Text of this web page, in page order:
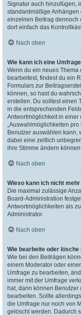
Signatur auch hinzufügen,
standardmäßige
einzelnen Beitrag dennoch
dort einfach das
Nach oben
Wie kann ich eine
Wenn du ein neues Thema
bearbeitest, findest du ein
Formulars zur
können, so hast du
erstellen. Du solltest einen
in die entsprechenden
Antwortmöglichkeit in einer
„Auswahlmöglichkeiten
Benutzer auswählen kann,
dabei eine zeitlich
ihre Stimme ändern
Nach oben
Wieso kann ich nicht
Die maximal zulässige
Board-Administration
Antwortmöglichkeiten als
Administrator.
Nach oben
Wie bearbeite oder
Wie bei den Beiträgen
einem Moderator oder
Umfrage zu bearbeiten,
immer mit der Umfrage
hat, dann können
bearbeiten. Sollte
die Umfrage nur noch von
gelöscht werden. Dadurch